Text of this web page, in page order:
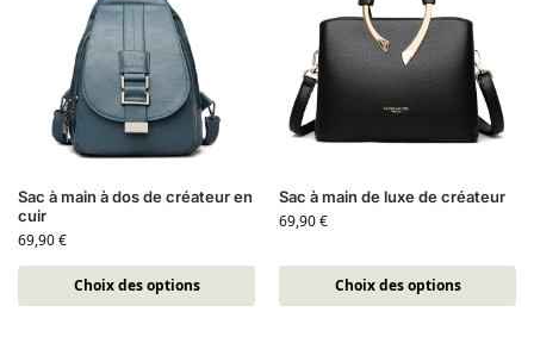
Sac à main à dos de créateur en
cuir
69,90€
Choix des options
Sac à main de luxe de créateur
69,90€
Choix des options